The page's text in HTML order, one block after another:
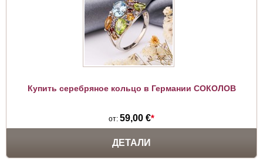
Купить серебряное кольцо в Германии СОКОЛОВ
от: 59,00 €*
ДЕТАЛИ